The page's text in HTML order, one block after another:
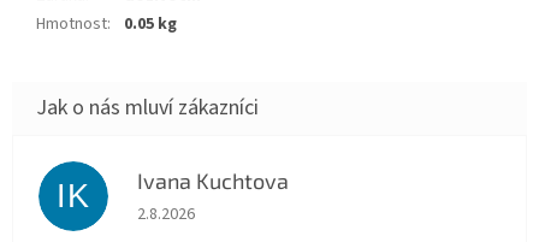
Hmotnost: 0.05 kg
IK Ivana Kuchtova
Hodnocení obchodu je 5 z 5 hvězdiček.
2.8.2026